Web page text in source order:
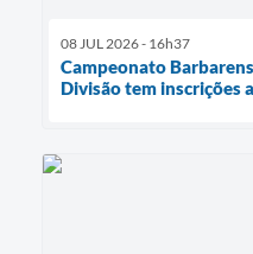
08 JUL 2026 - 16h37
Campeonato
Divisão tem inscrições